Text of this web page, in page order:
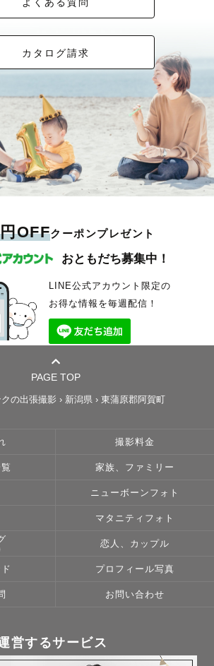
よくある質問
カタログ請求
OFFクーポンプレゼント
おともだち募集中！
LINE公式アカウント限定の
お得な情報を毎週配信！
PAGE TOP
クの出張撮影 › 新潟県› 東蒲原郡阿賀町
撮影料金
家族、ファミリー
ニューボーンフォト
マタニティフォト
恋人、カップル
プロフィール写真
お問い合わせ
営するサービス